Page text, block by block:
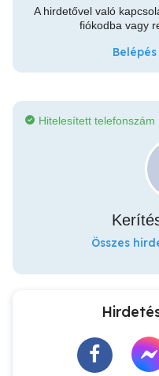
A hirdetővel való
fiókodba vagy
Hitelesített telefonszám
Összes